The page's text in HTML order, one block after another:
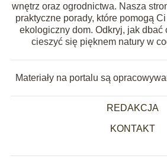
wnętrz oraz ogrodnictwa. Nasza
praktyczne porady, które pomogą
ekologiczny dom. Odkryj, jak dbać
cieszyć się pięknem natury w
Materiały na portalu są
REDAKCJA
KONTAKT